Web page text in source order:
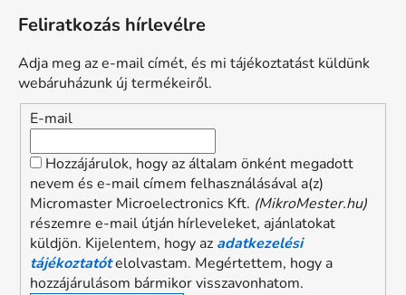
Feliratkozás hírlevélre
Adja meg az e-mail címét, és mi tájékoztatást küldünk
webáruházunk új termékeiről.
E-mail
Hozzájárulok, hogy az általam önként megadott
nevem és e-mail címem felhasználásával a(z)
Micromaster Microelectronics Kft. (MikroMester.hu)
részemre e-mail útján hírleveleket, ajánlatokat
küldjön. Kijelentem, hogy az adatkezelési
tájékoztatótelolvastam. Megértettem, hogy a
hozzájárulásom bármikor visszavonhatom.